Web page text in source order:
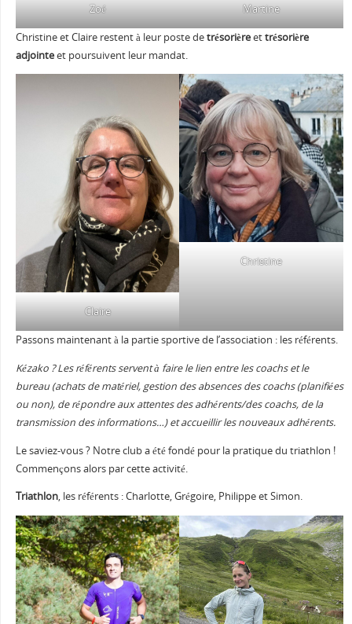
Zoé Martine
Christine et Claire restent à leur poste detrésorièreettrésorière
adjointeet poursuivent leur mandat.
Claire
Christine
Passons maintenant à la partie sportive de l’association : les référents.
Kézako ? Les référents servent à faire le lien entre les coachs et le
bureau (achats de matériel, gestion des absences des coachs (planifiées
ou non), de répondre aux attentes des adhérents/des coachs, de la
transmission des informations…) et accueillir les nouveaux adhérents.
Le saviez-vous ? Notre club a été fondé pour la pratique du triathlon !
Commençons alors par cette activité.
Triathlon, les référents : Charlotte, Grégoire, Philippe et Simon.